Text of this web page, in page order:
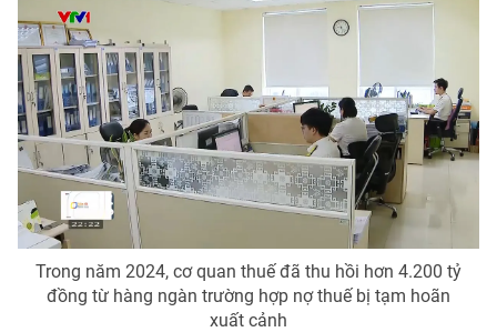
Sản phẩm
Thị trường
Tư vấn
Lịch phát sóng
Chuyên mục khác
Emagazine Podcast
Photo Infographic
Video Shorts video
Trong năm 2024, cơ quan thuế đã thu hồi hơn 4.200 tỷ
đồng từ hàng ngàn trường hợp nợ thuế bị tạm hoãn
xuất cảnh